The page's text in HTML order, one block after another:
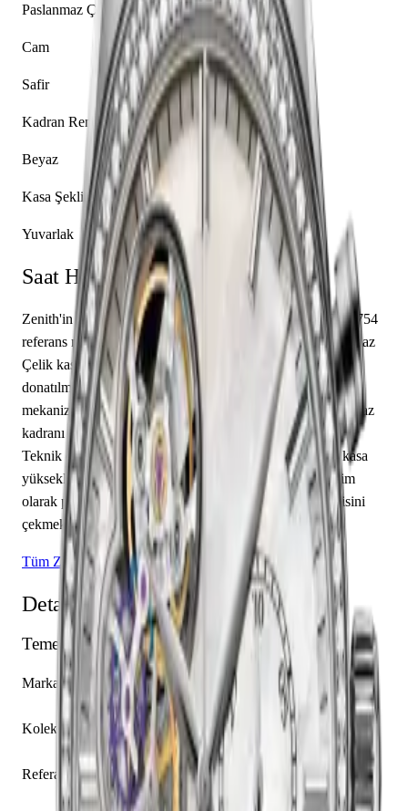
Paslanmaz Çelik
Cam
Safir
Kadran Rengi
Beyaz
Kasa Şekli
Yuvarlak
Saat Hakkında
Zenith'in El Primero koleksiyonundan 16.2150.4062/81.C754
referans numaralı bu model, seçkin bir kol saatidir. Paslanmaz
Çelik kasası 38.00 mm çapında tasarlanmış ve safir cam ile
donatılmıştır. İçerisinde Zenith caliber El Primero 4062
mekanizma yer almakta olup saat, dakika sunmaktadır. Beyaz
kadranı üzerinde çubuk / nokta indeksler yer almaktadır.
Teknik detaylarında 50.00 m su geçirmezlik, 12.45 mm kasa
yüksekliği, açık arka kapak öne çıkmaktadır. Sınırlı üretim
olarak piyasaya sunulan bu model, koleksiyonerlerin ilgisini
çekmektedir.
Tüm Zenith Modelleri
Detaylı Teknik Özellikler
Temel Bilgiler
Marka
Zenith
Koleksiyon
El Primero
Referans
16.2150.4062/81.C754